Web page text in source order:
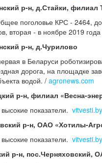
р-н, д.Стайки, филиал
поголовье КРС - 2464,
вторая - в ноябре 2019 года
р-н, д.Чурилово
в Беларуси
дорога, на площадке
водой. / agronews.com
р-н, филиал «Весна-
показатели. vitvesti.by
р-н, ОАО «Хотилы-
показатели. vitvesti.by
р-н, пос.Черняховский,